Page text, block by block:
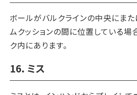
ボールがバルクラインの中央にまた
ムクッションの間に位置している場
ク内にあります。
16. ミス